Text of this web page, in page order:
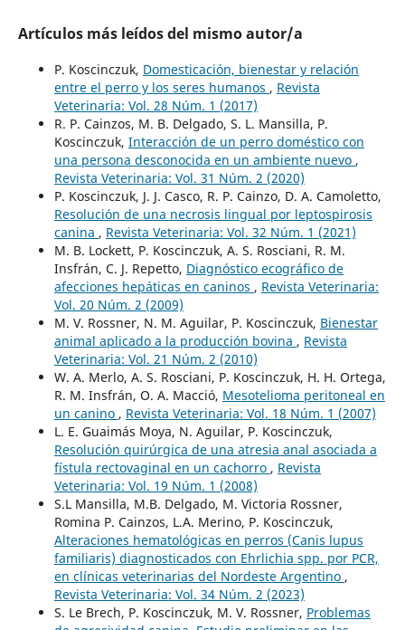
Artículos más leídos del mismo autor/a
P. Koscinczuk, Domesticación, bienestar y relación
entre el perro y los seres humanos , Revista
Veterinaria: Vol. 28 Núm. 1 (2017)
R. P. Cainzos, M. B. Delgado, S. L. Mansilla, P.
Koscinczuk, Interacción de un perro doméstico con
una persona desconocida en un ambiente nuevo ,
Revista Veterinaria: Vol. 31 Núm. 2 (2020)
P. Koscinczuk, J. J. Casco, R. P. Cainzo, D. A. Camoletto,
Resolución de una necrosis lingual por leptospirosis
canina , Revista Veterinaria: Vol. 32 Núm. 1 (2021)
M. B. Lockett, P. Koscinczuk, A. S. Rosciani, R. M.
Insfrán, C. J. Repetto, Diagnóstico ecográfico de
afecciones hepáticas en caninos , Revista Veterinaria:
Vol. 20 Núm. 2 (2009)
M. V. Rossner, N. M. Aguilar, P. Koscinczuk, Bienestar
animal aplicado a la producción bovina , Revista
Veterinaria: Vol. 21 Núm. 2 (2010)
W. A. Merlo, A. S. Rosciani, P. Koscinczuk, H. H. Ortega,
R. M. Insfrán, O. A. Macció, Mesotelioma peritoneal en
un canino , Revista Veterinaria: Vol. 18 Núm. 1 (2007)
L. E. Guaimás Moya, N. Aguilar, P. Koscinczuk,
Resolución quirúrgica de una atresia anal asociada a
fístula rectovaginal en un cachorro , Revista
Veterinaria: Vol. 19 Núm. 1 (2008)
S.L Mansilla, M.B. Delgado, M. Victoria Rossner,
Romina P. Cainzos, L.A. Merino, P. Koscinczuk,
Alteraciones hematológicas en perros (Canis lupus
familiaris) diagnosticados con Ehrlichia spp. por PCR,
en clínicas veterinarias del Nordeste Argentino ,
Revista Veterinaria: Vol. 34 Núm. 2 (2023)
S. Le Brech, P. Koscinczuk, M. V. Rossner, Problemas